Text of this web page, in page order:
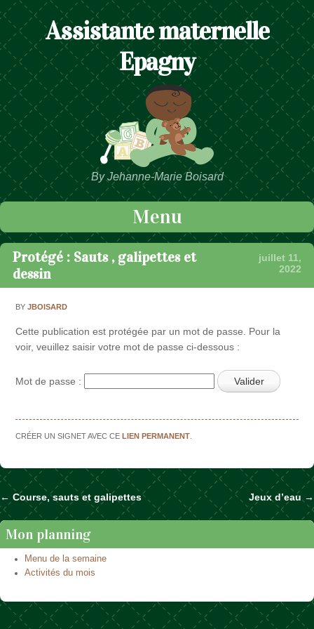
Assistante maternelle
Epagny
By Jehanne-Marie Boisard
Menu
Passer au contenu
Protégé : Sauts , galipettes et
dessin
juillet 11,
2022
BYJBOISARD
Cette publication est protégée par un mot de passe. Pour la
voir, veuillez saisir votre mot de passe ci-dessous :
Mot de passe :
CRÉER UN SIGNET AVEC CELIEN PERMANENT
Naviguer dans les articles
← Course, sauts et galipettes Jeux d’eau →
Mon planning
Menu de la semaine
Activités du mois